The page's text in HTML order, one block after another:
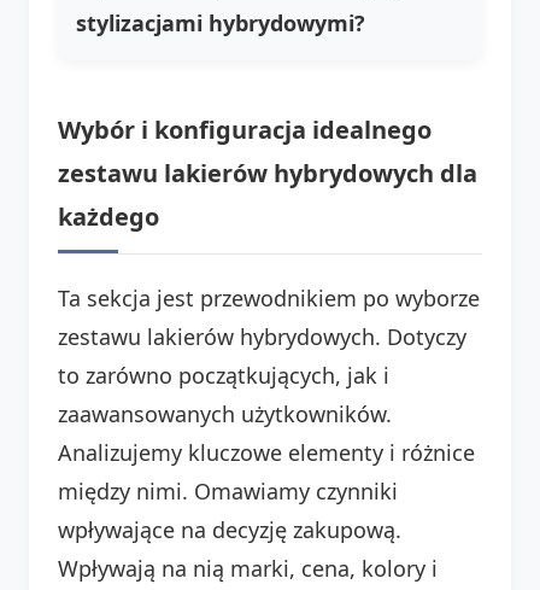
stylizacjami hybrydowymi?
Wybór i konfiguracja idealnego
zestawu lakierów hybrydowych dla
każdego
Ta sekcja jest przewodnikiem po wyborze
zestawu lakierów hybrydowych. Dotyczy
to zarówno początkujących, jak i
zaawansowanych użytkowników.
Analizujemy kluczowe elementy i różnice
między nimi. Omawiamy czynniki
wpływające na decyzję zakupową.
Wpływają na nią marki, cena, kolory i